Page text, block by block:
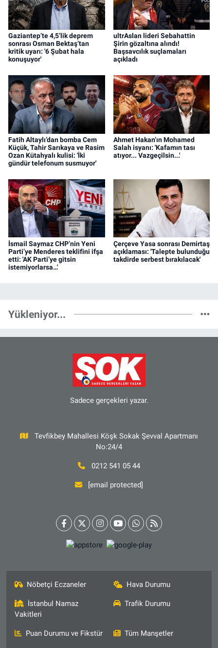
Gaziantep’te 4,5’lik deprem
sonrası Osman Bektaş’tan
kritik uyarı: '6 Şubat hala
konuşuyor'
ultrAslan lideri Sebahattin
Şirin gözaltına alındı!
Başsavcılık suçlamaları
açıkladı
Fatih Altaylı’dan bomba Cem
Küçük, Tahir Sarıkaya ve Rasim
Ozan Kütahyalı kulisi: 'İki
gündür telefonum susmuyor'
Ahmet Hakan’ın Mohamed
Salah isyanı: 'Kafamın tası
atıyor... Vazgeçilsin...'
İsmail Saymaz CHP’nin Yeni
Parti’ye Menderes teklifini ifşa
etti: 'AK Parti’ye gitsin
istemiyorlarsa…'
Çerçeve Yasa sonrası Demirtaş
açıklaması: 'Talepte bulunduğu
takdirde serbest bırakılacak'
Yükleniyor...
Sadece gerçekleri yazar.
Tevfikbey Mahallesi Köşk Sokak Şevval Apartmanı
No:24/4
0212 541 05 44
[email protected]
Nöbetçi Eczaneler Hava Durumu
İstanbul Namaz
Vakitleri
Trafik Durumu
Puan Durumu ve Fikstür Tüm Manşetler